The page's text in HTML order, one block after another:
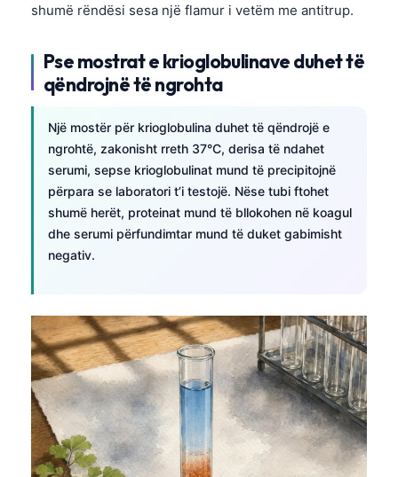
shumë rëndësi sesa një flamur i vetëm me antitrup.
Pse mostrat e krioglobulinave duhet të
qëndrojnë të ngrohta
Një mostër për krioglobulina duhet të qëndrojë e
ngrohtë, zakonisht rreth 37°C, derisa të ndahet
serumi, sepse krioglobulinat mund të precipitojnë
përpara se laboratori t’i testojë. Nëse tubi ftohet
shumë herët, proteinat mund të bllokohen në koagul
dhe serumi përfundimtar mund të duket gabimisht
negativ.